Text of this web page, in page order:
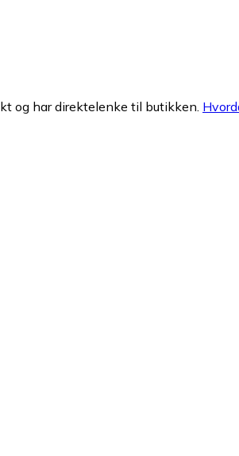
og har direktelenke til butikken.